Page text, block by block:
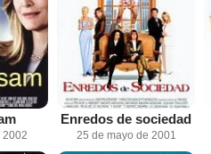
2002
Enredos de sociedad
25 de mayo de 2001